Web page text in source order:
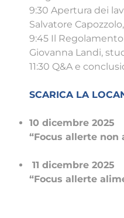
9:30 Apertura dei
Salvatore
9:45 Il
Giovanna Landi,
11:30 Q&A e
SCARICA LA
10 dicembre 2025
“Focus allerte non
11 dicembre 2025
“Focus allerte